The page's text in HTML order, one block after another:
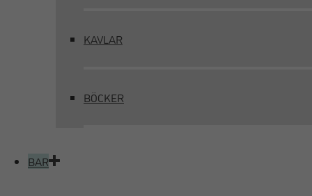
KAVLAR
BÖCKER
BAR